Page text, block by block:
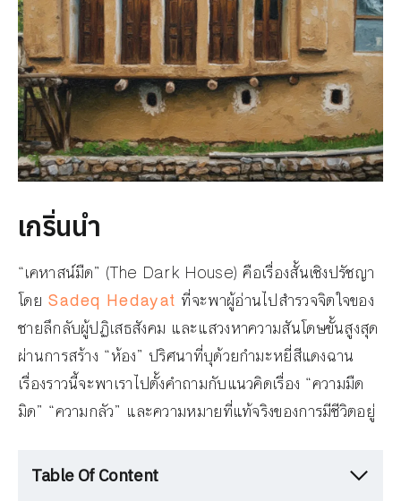
เกริ่นนำ
“เคหาสน์มืด” (The Dark House) คือเรื่องสั้นเชิงปรัชญา
โดย Sadeq Hedayat ที่จะพาผู้อ่านไปสำรวจจิตใจของ
ชายลึกลับผู้ปฏิเสธสังคม และแสวงหาความสันโดษขั้นสูงสุด
ผ่านการสร้าง “ห้อง” ปริศนาที่บุด้วยกำมะหยี่สีแดงฉาน
เรื่องราวนี้จะพาเราไปตั้งคำถามกับแนวคิดเรื่อง “ความมืด
มิด” “ความกลัว” และความหมายที่แท้จริงของการมีชีวิตอยู่
Table Of Content